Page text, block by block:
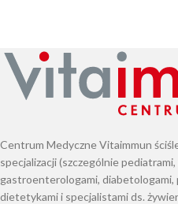
Centrum Medyczne Vitaimmun
specjalizacji (szczególnie
gastroenterologami, diabetologami,
dietetykami i specjalistami ds.